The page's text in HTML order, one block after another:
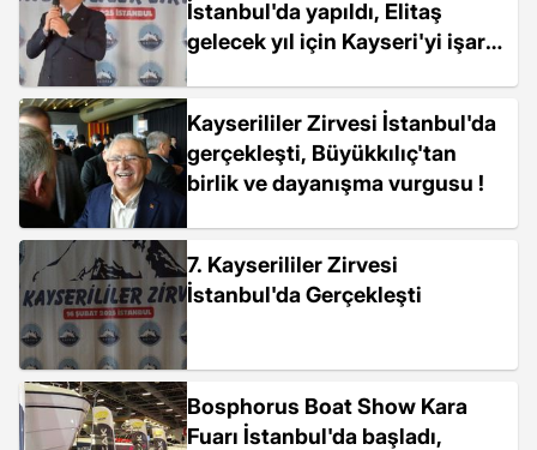
İstanbul'da yapıldı, Elitaş
gelecek yıl için Kayseri'yi işaret
Kayserililer Zirvesi İstanbul'da
gerçekleşti, Büyükkılıç'tan
birlik ve dayanışma vurgusu !
7. Kayserililer Zirvesi
İstanbul'da Gerçekleşti
Bosphorus Boat Show Kara
Fuarı İstanbul'da başladı,